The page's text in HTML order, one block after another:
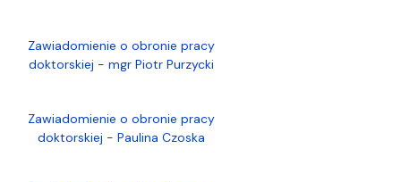
Zawiadomienie o obronie pracy
doktorskiej - mgr Piotr Purzycki
Zawiadomienie o obronie pracy
doktorskiej - Paulina Czoska